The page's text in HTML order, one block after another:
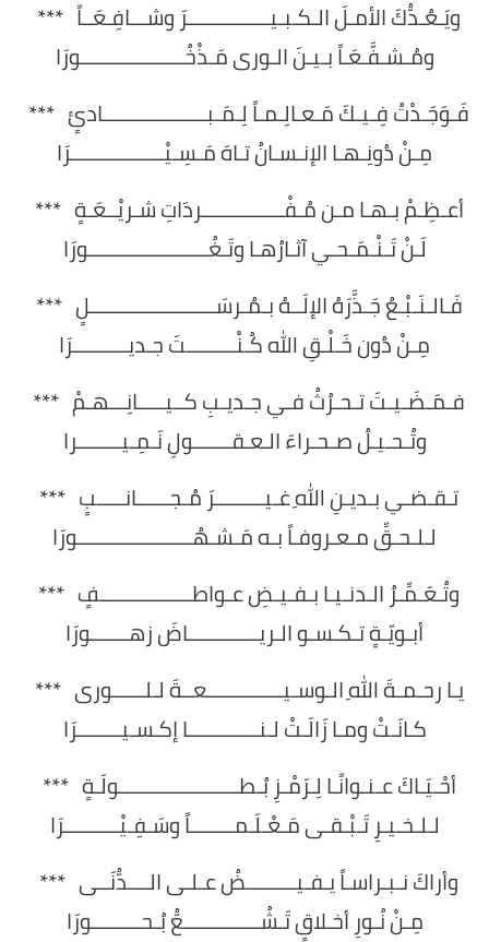
ويَـعُـدُّكَ الأمـلَ الـكـبـيـــــــــــــــرَ وشـــافِـعَــاً ***
ومُـشـفَّـعَـاً بـيـنَ الـورى مَـذْخُـــــــــــــــــــورَا
فَـوَجَـدْتُ فِـيـكَ مَـعـالِـمـاً لِـمَـبـــــــــــــــــــادئٍ ***
مِـنْ دُونِـهـا الإنـسـانُ تـاهَ مَـسِـيْـــــــــــــــــرَا
أعـظِـمْ بـهـا مـن مُـفْـــــــــــــــردَاتِ شـريْــعَـةٍ ***
لَـنْ تَـنْـمَـحـي آثـارُهـا وتَـغُــــــــــــــــــــــورَا
فَـالـنَـبْـعُ جَـذَّرَهُ الإلَــهُ بـمُـرسَـــــــــــــــــــــــلٍ ***
مِـنْ دُون خَـلْـقِ الله كُـنْـــــــــتَ جـديــــــــــرَا
فـمَـضَـيـتَ تـحـرُثُ فـي جـديـبِ كــيـــــانِـــهـمْ ***
وتُـحـيـلُ صـحـراءَ الـعـقـــــــولِ نَـمِـيــــــــرا
تـقـضـي بـديـنِ اللهِ غـيـــــــــرَ مُـجــــــانـــــبٍ ***
لـلـحـقِّ مـعـروفـاً بـه مَـشـهُـــــــــــــــــــــورَا
وتُـعَـمِّـرُ الـدنـيـا بـفـيـضِ عـواطـــــــــــــــــفٍ ***
أبـويّـةٍ تـكـسـو الـريـــــــــــــاضَ زهـــــــورَا
يـا رحـمـةَ اللهِ الـوسـيــــــــــــــعــةَ لـلــــــورى ***
كـانَـتْ ومـا زَالَـتْ لـنـــــــــــــا إكـسـيــــــــرَا
أحْـيَـاكَ عـنـوانًـا لِـرَمْـزِ بُـطــــــــــــــــــــــولَـةٍ ***
لـلـخـيـرِ تَـبْـقـى مَـعْـلَـمــــــــاً وسَـفِـيْــــــــــرَا
وأراكَ نـبـراسـاً يـفـيـــــــــضُ عـلـى الــــدُّنَــى ***
مِـنْ نُـورِ أخـلاقٍ تَـشُــــــــــــــعُّ بُـحـــــــــورَا